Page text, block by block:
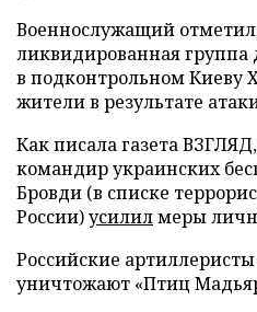
Военнослужащий
ликвидированная
в подконтрольном Киеву
жители в результате
Как писала газета
командир украинских
Бровди (в списке
России)усилилмеры
Российские артиллеристы
уничтожают «Птиц